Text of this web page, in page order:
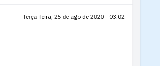
Terça-feira, 25 de ago de 2020 - 03:02